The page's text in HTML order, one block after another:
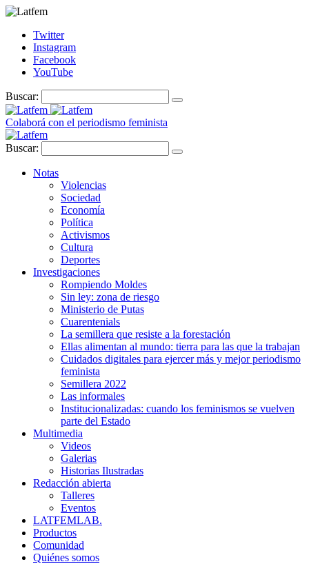
Twitter
Instagram
Facebook
YouTube
Buscar:
Colaborá con el periodismo feminista
Buscar:
Notas
Violencias
Sociedad
Economía
Política
Activismos
Cultura
Deportes
Investigaciones
Rompiendo Moldes
Sin ley: zona de riesgo
Ministerio de Putas
Cuarentenials
La semillera que resiste a la forestación
Ellas alimentan al mundo: tierra para las que la trabajan
Cuidados digitales para ejercer más y mejor periodismo
feminista
Semillera 2022
Las informales
Institucionalizadas: cuando los feminismos se vuelven
parte del Estado
Multimedia
Videos
Galerias
Historias Ilustradas
Redacción abierta
Talleres
Eventos
LATFEMLAB.
Productos
Comunidad
Quiénes somos